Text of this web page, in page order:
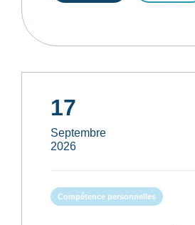
17
Septembre
2026
Compétence personnelles